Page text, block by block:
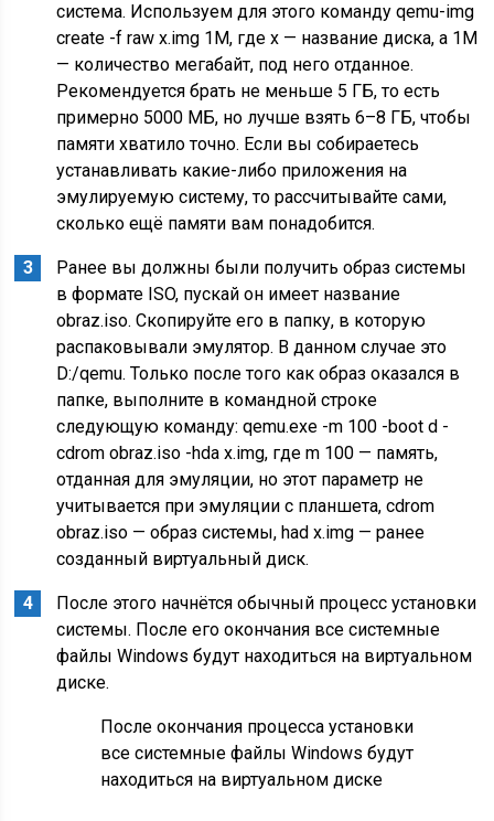
система. Используем для этого команду qemu-img
create -f raw x.img 1M, где x — название диска, а 1M
— количество мегабайт, под него отданное.
Рекомендуется брать не меньше 5 ГБ, то есть
примерно 5000 МБ, но лучше взять 6–8 ГБ, чтобы
памяти хватило точно. Если вы собираетесь
устанавливать какие-либо приложения на
эмулируемую систему, то рассчитывайте сами,
сколько ещё памяти вам понадобится.
Ранее вы должны были получить образ системы
в формате ISO, пускай он имеет название
obraz.iso. Скопируйте его в папку, в которую
распаковывали эмулятор. В данном случае это
D:/qemu. Только после того как образ оказался в
папке, выполните в командной строке
следующую команду: qemu.exe -m 100 -boot d -
cdrom obraz.iso -hda x.img, где m 100 — память,
отданная для эмуляции, но этот параметр не
учитывается при эмуляции с планшета, cdrom
obraz.iso — образ системы, had x.img — ранее
созданный виртуальный диск.
После этого начнётся обычный процесс установки
системы. После его окончания все системные
файлы Windows будут находиться на виртуальном
диске.
После окончания процесса установки
все системные файлы Windows будут
находиться на виртуальном диске